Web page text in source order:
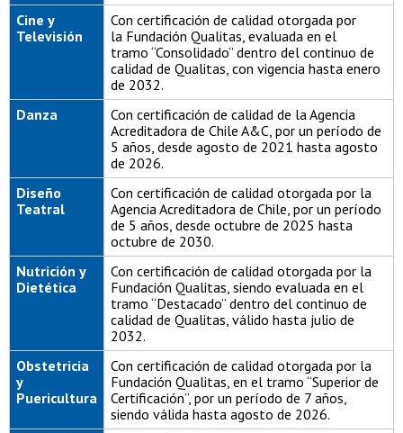
Cine y
Televisión
Con certificación de calidad otorgada por
la Fundación Qualitas, evaluada en el
tramo “Consolidado” dentro del continuo de
calidad de Qualitas, con vigencia hasta enero
de 2032.
Danza
Con certificación de calidad de la Agencia
Acreditadora de Chile A&C, por un período de
5 años, desde agosto de 2021 hasta agosto
de 2026.
Diseño
Teatral
Con certificación de calidad otorgada por la
Agencia Acreditadora de Chile, por un período
de 5 años, desde octubre de 2025 hasta
octubre de 2030.
Nutrición y
Dietética
Con certificación de calidad otorgada por la
Fundación Qualitas, siendo evaluada en el
tramo “Destacado” dentro del continuo de
calidad de Qualitas, válido hasta julio de
2032.
Obstetricia
y
Puericultura
Con certificación de calidad otorgada por la
Fundación Qualitas, en el tramo “Superior de
Certificación”, por un período de 7 años,
siendo válida hasta agosto de 2026.